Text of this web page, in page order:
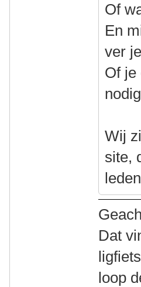
Of
En
ver
Of je
Wij
site,
Dat
loop